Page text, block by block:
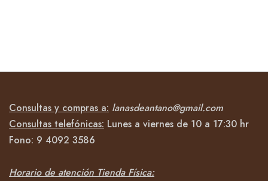
Consultas y compras a: lanasdeantano@gmail.com
Consultas telefónicas: Lunes a viernes de 10 a 17:30 hr
Fono: 9 4092 3586
Horario de atención Tienda Física: